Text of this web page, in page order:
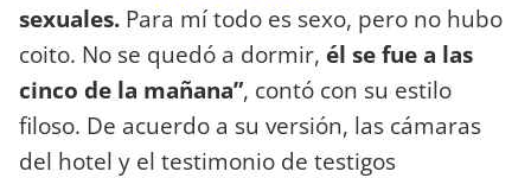
sexuales. Para mí todo es sexo, pero no hubo
coito. No se quedó a dormir, él se fue a las
cinco de la mañana”, contó con su estilo
filoso. De acuerdo a su versión, las cámaras
del hotel y el testimonio de testigos